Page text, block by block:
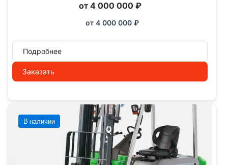
от 4 000 000 ₽
от 4 000 000 ₽
Подробнее
Заказать
В наличии